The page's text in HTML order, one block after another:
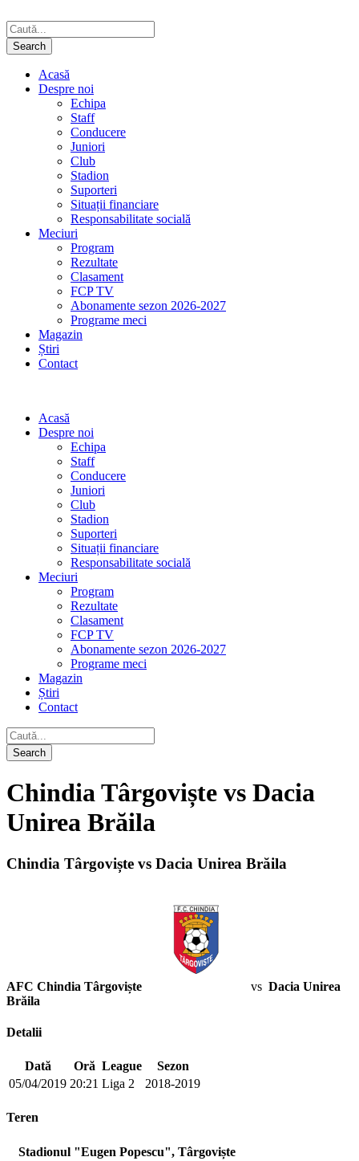
Acasă
Despre noi
Echipa
Staff
Conducere
Juniori
Club
Stadion
Suporteri
Situații financiare
Responsabilitate socială
Meciuri
Program
Rezultate
Clasament
FCP TV
Abonamente sezon 2026-2027
Programe meci
Magazin
Știri
Contact
Acasă
Despre noi
Echipa
Staff
Conducere
Juniori
Club
Stadion
Suporteri
Situații financiare
Responsabilitate socială
Meciuri
Program
Rezultate
Clasament
FCP TV
Abonamente sezon 2026-2027
Programe meci
Magazin
Știri
Contact
Chindia Târgoviște vs Dacia
Unirea Brăila
Chindia Târgoviște vs Dacia Unirea Brăila
AFC Chindia Târgoviște vs Dacia Unirea
Brăila
Detalii
Dată Oră League
Sezon
05/04/2019 20:21 Liga 2 2018-2019
Teren
Stadionul "Eugen Popescu", Târgoviște